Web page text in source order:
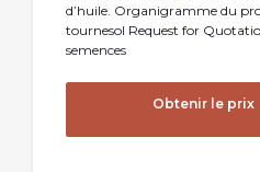
d’huile. Organigramme du
tournesol Request for
semences
Obtenir le prix